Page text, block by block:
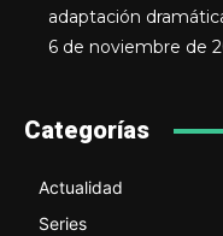
adaptación
6 de noviembre de
Categorías
Actualidad
Series